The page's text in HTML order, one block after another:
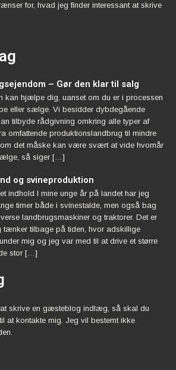
for, hvad jeg finder interessant at skrive
– Gør den klar til salg
kan hjælpe dig, uanset om du er i processen
eller sælge. Vi besidder dybdegående
tilbyde rådgivning omkring alle typer af
omfattende produktionslandbrug til mindre
det måske kan være svært at vide hvornår
så siger […]
og svineproduktion
indhold I mine unge år på landet har jeg
timer både i svinestalde, men også bag
landbrugsmaskiner og traktorer. Det er
tilbage på tiden, hvor adskillige
mig og jeg var med til at drive et større
stor […]
at skrive en gæsteblog indlæg, så skal du
at kontakte mig. Jeg vil bestemt ikke